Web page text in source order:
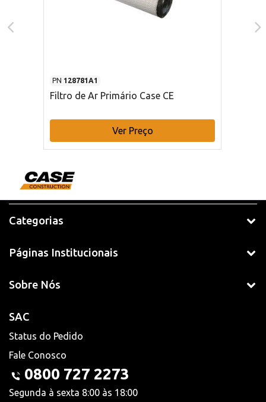
PN 128781A1
Filtro de Ar Primário Case CE
Ver Preço
Categorias
Páginas Institucionais
Sobre Nós
SAC
Status do Pedido
Fale Conosco
0800 727 2273
Segunda à sexta 8:00 às 18:00